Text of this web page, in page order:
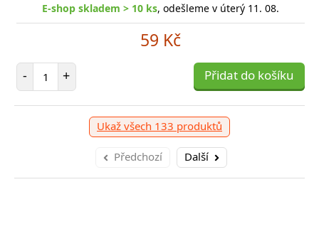
E-shop skladem > 10 ks, odešleme v úterý 11. 08.
59 Kč
- Počet položek
+ Přidat do košíku
Ukaž všech 133 produktů
Předchozí Další